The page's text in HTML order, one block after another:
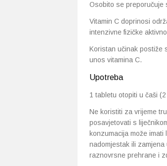
Osobito se preporučuje
Vitamin C doprinosi
intenzivne fizičke
Koristan učinak postiže
unos vitamina C.
Upotreba
1 tabletu otopiti u čaši
Ne koristiti za vrijeme
posavjetovati s
konzumacija može
nadomjestak ili
raznovrsne prehrane i